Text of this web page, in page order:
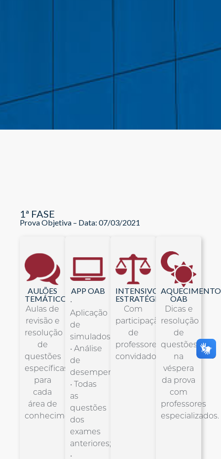
1ª FASE
Prova Objetiva – Data: 07/03/2021
AULÕES
TEMÁTICOS
Aulas de
revisão e
resolução
de
questões
específicas
para
cada
área de
conhecimento.
APP OAB
•
Aplicação
de
simulados;
• Análise
de
desempenho;
• Todas
as
questões
dos
exames
anteriores;
•
INTENSIVO
ESTRATÉGICO
Com
participação
de
professores
convidados.
AQUECIMENTO
OAB
Dicas e
resolução
de
questões
na
véspera
da prova
com
professores
especializados.